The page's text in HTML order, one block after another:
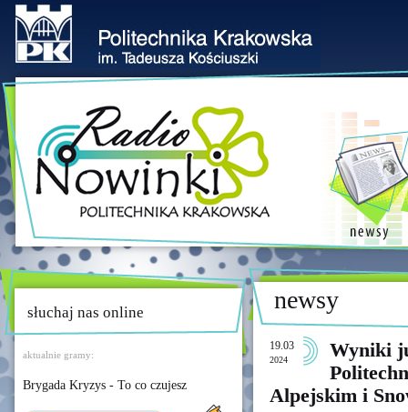
słuchaj nas online
aktualnie gramy:
Brygada Kryzys - To co czujesz
newsy
19.03
2024
Wyniki
Alpejskim i